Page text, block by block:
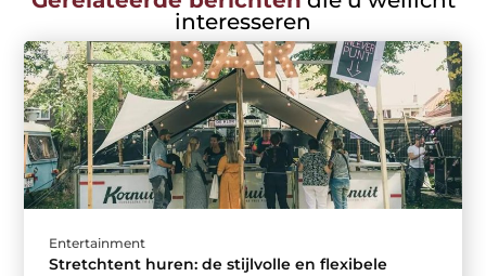
interesseren
Entertainment
Stretchtent huren: de stijlvolle en flexibele